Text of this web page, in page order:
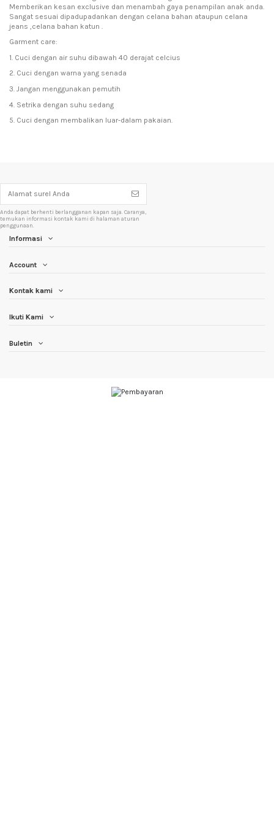
Memberikan kesan exclusive dan menambah gaya penampilan anak anda.
Sangat sesuai dipadupadankan dengan celana bahan ataupun celana
jeans ,celana bahan katun .
Garment care:
1. Cuci dengan air suhu dibawah 40 derajat celcius
2. Cuci dengan warna yang senada
3. Jangan menggunakan pemutih
4. Setrika dengan suhu sedang
5. Cuci dengan membalikan luar-dalam pakaian.
Anda dapat berhenti berlangganan kapan saja. Caranya,
temukan informasi kontak kami di halaman aturan
penggunaan.
Informasi
Account
Kontak kami
Ikuti Kami
Buletin